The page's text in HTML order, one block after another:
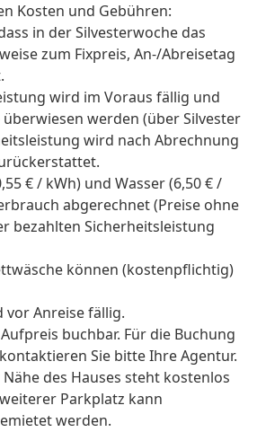
Kosten und Gebühren:
in der Silvesterwoche das
zum Fixpreis, An-/Abreisetag
wird im Voraus fällig und
werden (über Silvester
wird nach Abrechnung
€ / kWh) und Wasser (6,50 € /
abgerechnet (Preise ohne
bezahlten Sicherheitsleistung
können (kostenpflichtig)
vor Anreise fällig.
buchbar. Für die Buchung
Sie bitte Ihre Agentur.
des Hauses steht kostenlos
Parkplatz kann
werden.